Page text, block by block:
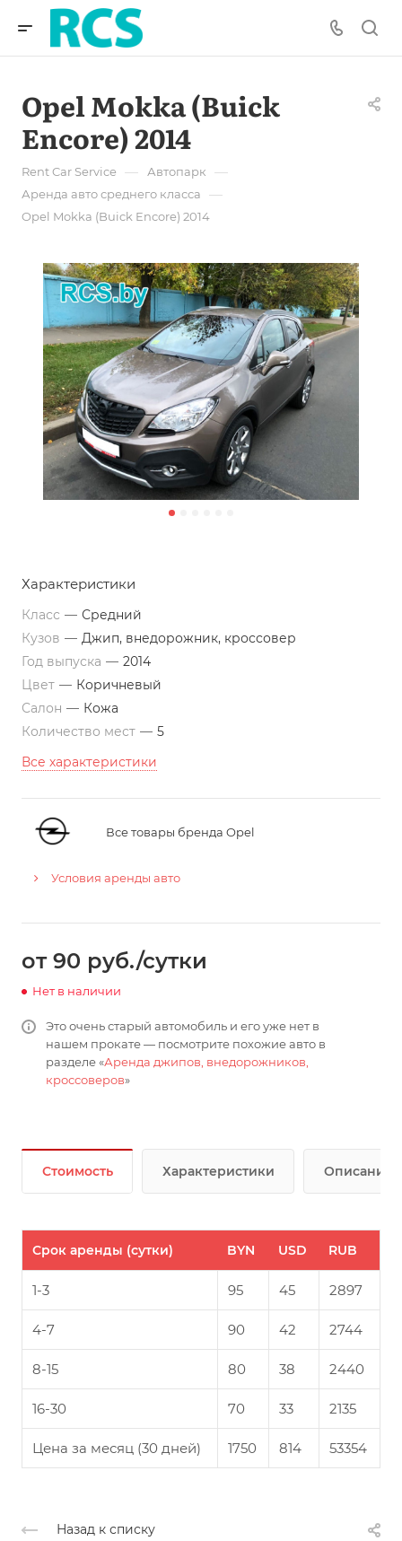
Opel Mokka (Buick
Encore) 2014
Rent Car Service — Автопарк —
Аренда авто среднего класса —
Opel Mokka (Buick Encore) 2014
Характеристики
Класс — Средний
Кузов — Джип, внедорожник, кроссовер
Год выпуска — 2014
Цвет — Коричневый
Салон — Кожа
Количество мест — 5
Все характеристики
Все товары бренда Opel
Условия аренды авто
от 90 руб./сутки
Нет в наличии
Это очень старый автомобиль и его уже нет в
нашем прокате — посмотрите похожие авто в
разделе «Аренда джипов, внедорожников,
кроссоверов»
Стоимость Характеристики Описание
Срок аренды (сутки) BYN USD RUB
1-3 95 45 2897
4-7 90 42 2744
8-15 80 38 2440
16-30 70 33 2135
Цена за месяц (30 дней) 1750 814 53354
Назад к списку